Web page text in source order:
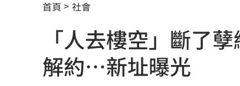
疊單計薪遭控違法 UberEats都說了
兆基前董座聲押禁見 林佑任200
白海豚「一路搖擺」！週末各地風
首頁 社會
「人去樓空」斷了
解約…新址曝光